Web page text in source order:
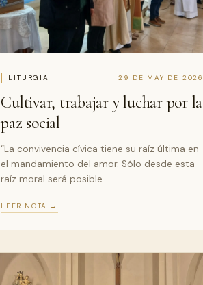
LITURGIA 29 DE MAY DE 2026
Cultivar, trabajar y luchar por la
paz social
“La convivencia cívica tiene su raíz última en
el mandamiento del amor. Sólo desde esta
raíz moral será posible…
LEER NOTA →